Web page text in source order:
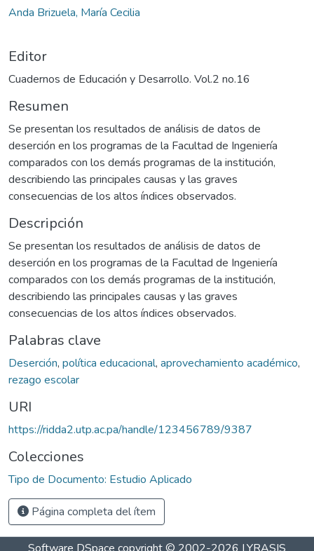
Anda Brizuela, María Cecilia
Editor
Cuadernos de Educación y Desarrollo. Vol.2 no.16
Resumen
Se presentan los resultados de análisis de datos de
deserción en los programas de la Facultad de Ingeniería
comparados con los demás programas de la institución,
describiendo las principales causas y las graves
consecuencias de los altos índices observados.
Descripción
Se presentan los resultados de análisis de datos de
deserción en los programas de la Facultad de Ingeniería
comparados con los demás programas de la institución,
describiendo las principales causas y las graves
consecuencias de los altos índices observados.
Palabras clave
Deserción, política educacional, aprovechamiento académico,
rezago escolar
URI
https://ridda2.utp.ac.pa/handle/123456789/9387
Colecciones
Tipo de Documento: Estudio Aplicado
Página completa del ítem